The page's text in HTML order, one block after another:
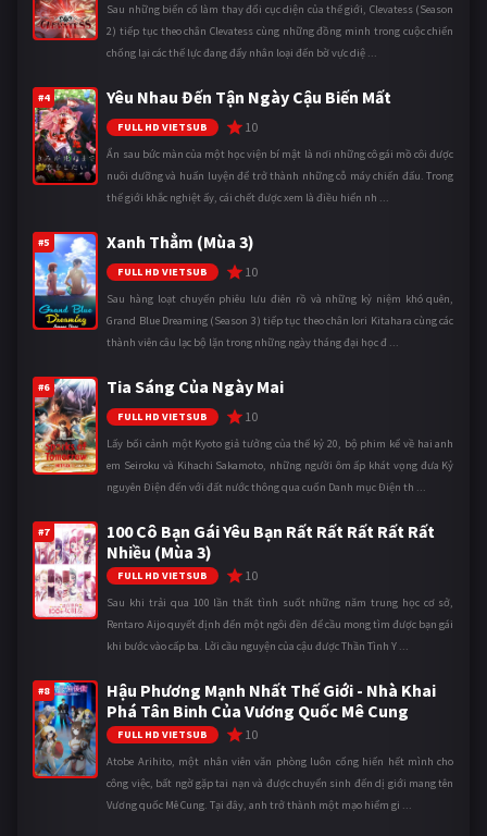
Sau những biến cố làm thay đổi cục diện của thế giới, Clevatess (Season
2) tiếp tục theo chân Clevatess cùng những đồng minh trong cuộc chiến
chống lại các thế lực đang đẩy nhân loại đến bờ vực diệ ...
#4 Yêu Nhau Đến Tận Ngày Cậu Biến Mất
FULL HD VIETSUB 10
Ẩn sau bức màn của một học viện bí mật là nơi những cô gái mồ côi được
nuôi dưỡng và huấn luyện để trở thành những cỗ máy chiến đấu. Trong
thế giới khắc nghiệt ấy, cái chết được xem là điều hiển nh ...
#5 Xanh Thẳm (Mùa 3)
FULL HD VIETSUB 10
Sau hàng loạt chuyến phiêu lưu điên rồ và những kỷ niệm khó quên,
Grand Blue Dreaming (Season 3) tiếp tục theo chân Iori Kitahara cùng các
thành viên câu lạc bộ lặn trong những ngày tháng đại học đ ...
#6 Tia Sáng Của Ngày Mai
FULL HD VIETSUB 10
Lấy bối cảnh một Kyoto giả tưởng của thế kỷ 20, bộ phim kể về hai anh
em Seiroku và Kihachi Sakamoto, những người ôm ấp khát vọng đưa Kỷ
nguyên Điện đến với đất nước thông qua cuốn Danh mục Điện th ...
#7
100 Cô Bạn Gái Yêu Bạn Rất Rất Rất Rất Rất
Nhiều (Mùa 3)
FULL HD VIETSUB 10
Sau khi trải qua 100 lần thất tình suốt những năm trung học cơ sở,
Rentaro Aijo quyết định đến một ngôi đền để cầu mong tìm được bạn gái
khi bước vào cấp ba. Lời cầu nguyện của cậu được Thần Tình Y ...
#8
Hậu Phương Mạnh Nhất Thế Giới - Nhà Khai
Phá Tân Binh Của Vương Quốc Mê Cung
FULL HD VIETSUB 10
Atobe Arihito, một nhân viên văn phòng luôn cống hiến hết mình cho
công việc, bất ngờ gặp tai nạn và được chuyển sinh đến dị giới mang tên
Vương quốc Mê Cung. Tại đây, anh trở thành một mạo hiểm gi ...